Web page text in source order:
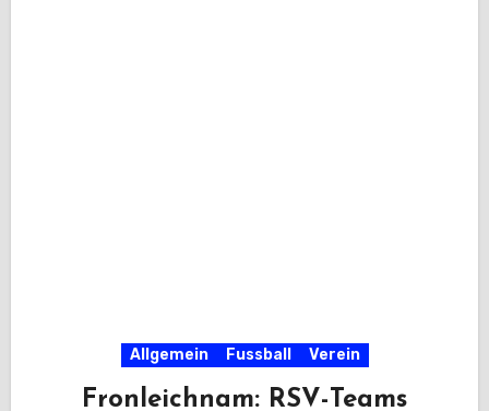
Allgemein Fussball Verein
Fronleichnam: RSV-Teams